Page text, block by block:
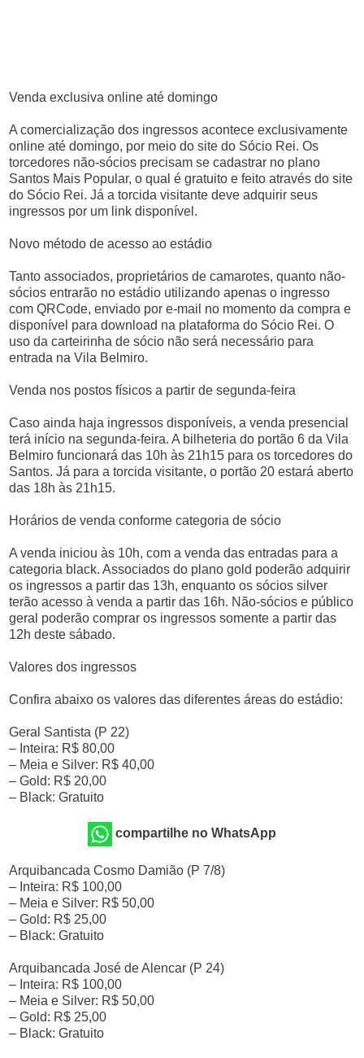
Venda exclusiva online até domingo
A comercialização dos ingressos acontece exclusivamente
online até domingo, por meio do site do Sócio Rei. Os
torcedores não-sócios precisam se cadastrar no plano
Santos Mais Popular, o qual é gratuito e feito através do site
do Sócio Rei. Já a torcida visitante deve adquirir seus
ingressos por um link disponível.
Novo método de acesso ao estádio
Tanto associados, proprietários de camarotes, quanto não-
sócios entrarão no estádio utilizando apenas o ingresso
com QRCode, enviado por e-mail no momento da compra e
disponível para download na plataforma do Sócio Rei. O
uso da carteirinha de sócio não será necessário para
entrada na Vila Belmiro.
Venda nos postos físicos a partir de segunda-feira
Caso ainda haja ingressos disponíveis, a venda presencial
terá início na segunda-feira. A bilheteria do portão 6 da Vila
Belmiro funcionará das 10h às 21h15 para os torcedores do
Santos. Já para a torcida visitante, o portão 20 estará aberto
das 18h às 21h15.
Horários de venda conforme categoria de sócio
A venda iniciou às 10h, com a venda das entradas para a
categoria black. Associados do plano gold poderão adquirir
os ingressos a partir das 13h, enquanto os sócios silver
terão acesso à venda a partir das 16h. Não-sócios e público
geral poderão comprar os ingressos somente a partir das
12h deste sábado.
Valores dos ingressos
Confira abaixo os valores das diferentes áreas do estádio:
Geral Santista (P 22)
– Inteira: R$ 80,00
– Meia e Silver: R$ 40,00
– Gold: R$ 20,00
– Black: Gratuito
compartilhe no WhatsApp
Arquibancada Cosmo Damião (P 7/8)
– Inteira: R$ 100,00
– Meia e Silver: R$ 50,00
– Gold: R$ 25,00
– Black: Gratuito
Arquibancada José de Alencar (P 24)
– Inteira: R$ 100,00
– Meia e Silver: R$ 50,00
– Gold: R$ 25,00
– Black: Gratuito